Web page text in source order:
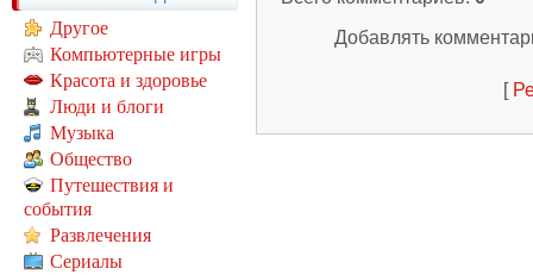
Другое
Компьютерные игры
Красота и здоровье
Люди и блоги
Музыка
Общество
Путешествия и
события
Развлечения
Сериалы
Добавлять
[